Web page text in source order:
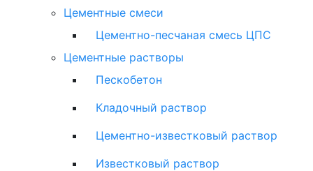
Цементные смеси
Цементно-песчаная смесь ЦПС
Цементные растворы
Пескобетон
Кладочный раствор
Цементно-известковый раствор
Известковый раствор